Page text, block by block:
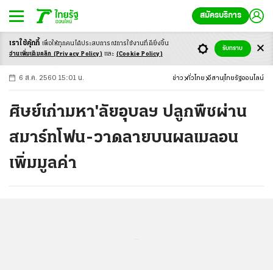
สมัครบริการ
-ก ก ก+
6 ส.ค. 2560 15:01 น. ข่าว ทั่วไทย อีสาน ไทยรัฐออนไลน์
ศิษย์เก่ามหา'ลัยอุบลฯ ปลูกพืชผ่าน
สมาร์ทโฟน-วาดลายบนผลเมลอน
เพิ่มมูลค่า
เราใช้คุ้กกี้ เพื่อให้ทุกคนได้ประสบการณ์การใช้งานที่ดียิ่งขึ้น
อ่านเพิ่มเติมคลิก (Privacy Policy) และ (Cookie Policy)
รับทราบ